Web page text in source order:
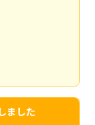
ました